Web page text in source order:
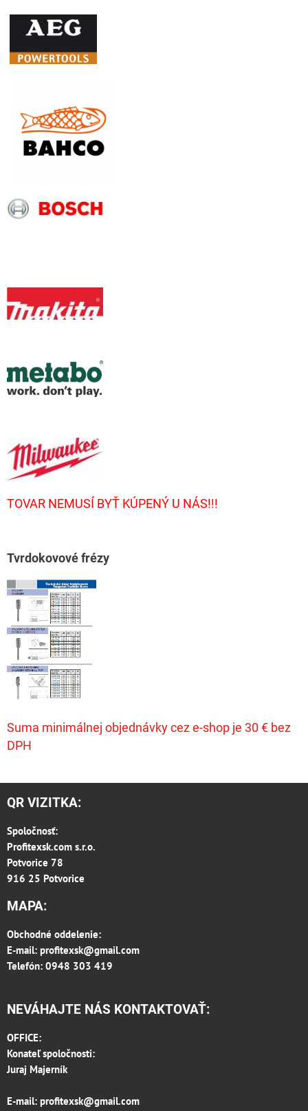
TOVAR NEMUSÍ BYŤ KÚPENÝ U NÁS!!!
Tvrdokovové frézy
Suma minimálnej objednávky cez e-shop je 30 € bez
DPH
QR VIZITKA:
Spoločnosť:
Profitexsk.com s.r.o.
Potvorice 78
916 25 Potvorice
MAPA:
Obchodné oddelenie:
E-mail: profitexsk@gmail.com
Telefón: 0948 303 419
NEVÁHAJTE NÁS KONTAKTOVAŤ:
OFFICE:
Konateľ spoločnosti:
Juraj Majerník
E-mail: profitexsk@gmail.com